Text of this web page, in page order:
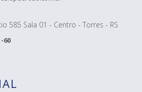
585 Sala 01 - Centro - Torres - RS
60